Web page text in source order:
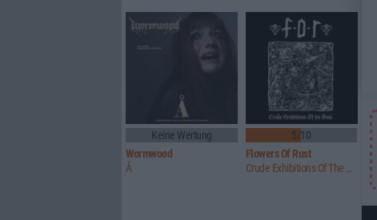
Keine Wertung
Wormwood
Å
5/10
Flowers Of Rust
Crude Exhibitions Of The Soul